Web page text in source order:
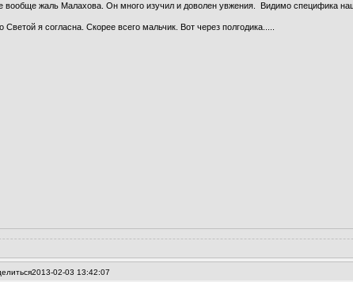
вообще жаль Малахова. Он много изучил и доволен увжения. Видимо специфика
Светой я согласна. Скорее всего мальчик. Вот через полгодика.....
2013-02-03 13:42:07